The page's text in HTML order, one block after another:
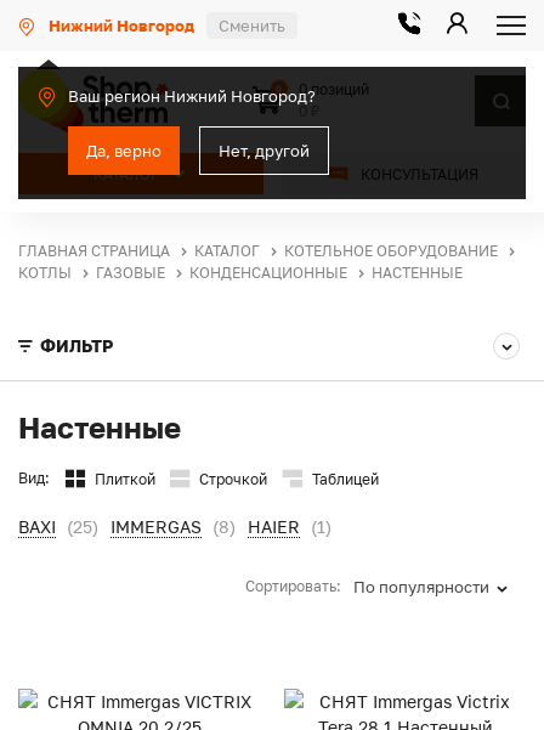
Нижний Новгород Сменить
Ваш регион Нижний Новгород?
Да, верно Нет, другой
КАТАЛОГ КОНСУЛЬТАЦИЯ
0
0 позиций
ГЛАВНАЯ СТРАНИЦА КАТАЛОГ
КОТЕЛЬНОЕ ОБОРУДОВАНИЕ
КОТЛЫ
ГАЗОВЫЕ КОНДЕНСАЦИОННЫЕ НАСТЕННЫЕ
ФИЛЬТР
Настенные
Вид: Плиткой Строчкой Таблицей
BAXI (25) IMMERGAS (8) HAIER (1)
Сортировать: По популярности